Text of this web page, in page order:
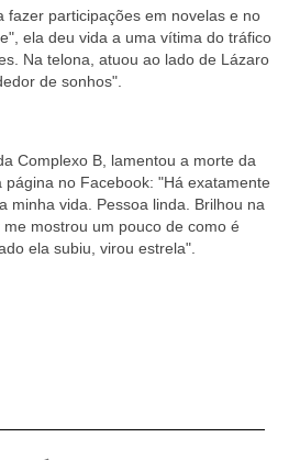
fazer participações em novelas e no
ela deu vida a uma vítima do tráfico
Na telona, atuou ao lado de Lázaro
de sonhos".
Complexo B, lamentou a morte da
página no Facebook: "Há exatamente
minha vida. Pessoa linda. Brilhou na
mostrou um pouco de como é
ela subiu, virou estrela".